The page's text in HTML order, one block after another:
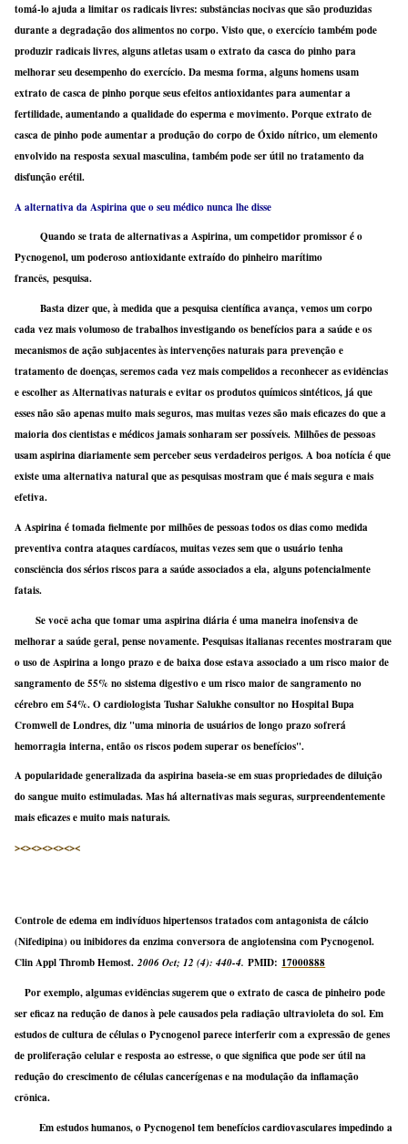
tomá-lo ajuda a limitar os radicais livres: substâncias nocivas que são produzidas
durante a degradação dos alimentos no corpo. Visto que, o exercício também pode
produzir radicais livres, alguns atletas usam o extrato da casca do pinho para
melhorar seu desempenho do exercício. Da mesma forma, alguns homens usam
extrato de casca de pinho porque seus efeitos antioxidantes ​​para aumentar a
fertilidade, aumentando a qualidade do esperma e movimento. Porque extrato de
casca de pinho pode aumentar a produção do corpo de Óxido nítrico, um elemento
envolvido na resposta sexual masculina, também pode ser útil no tratamento da
disfunção erétil.
A alternativa da Aspirina que o seu médico nunca lhe disse
Quando se trata de alternativas a Aspirina, um competidor promissor é o
Pycnogenol, um poderoso antioxidante extraído do pinheiro marítimo
francês, pesquisa.
Basta dizer que, à medida que a pesquisa científica avança, vemos um corpo
cada vez mais volumoso de trabalhos investigando os benefícios para a saúde e os
mecanismos de ação subjacentes às intervenções naturais para prevenção e
tratamento de doenças, seremos cada vez mais compelidos a reconhecer as evidências
e escolher as Alternativas naturais e evitar os produtos químicos sintéticos, já que
esses não são apenas muito mais seguros, mas muitas vezes são mais eficazes do que a
maioria dos cientistas e médicos jamais sonharam ser possíveis. Milhões de pessoas
usam aspirina diariamente sem perceber seus verdadeiros perigos. A boa notícia é que
existe uma alternativa natural que as pesquisas mostram que é mais segura e mais
efetiva.
A Aspirina é tomada fielmente por milhões de pessoas todos os dias como medida
preventiva contra ataques cardíacos, muitas vezes sem que o usuário tenha
consciência dos sérios riscos para a saúde associados a ela, alguns potencialmente
fatais.
Se você acha que tomar uma aspirina diária é uma maneira inofensiva de
melhorar a saúde geral, pense novamente. Pesquisas italianas recentes mostraram que
o uso de Aspirina a longo prazo e de baixa dose estava associado a um risco maior de
sangramento de 55% no sistema digestivo e um risco maior de sangramento no
cérebro em 54%. O cardiologista Tushar Salukhe consultor no Hospital Bupa
Cromwell de Londres, diz "uma minoria de usuários de longo prazo sofrerá
hemorragia interna, então os riscos podem superar os benefícios".
A popularidade generalizada da aspirina baseia-se em suas propriedades de diluição
do sangue muito estimuladas. Mas há alternativas mais seguras, surpreendentemente
mais eficazes e muito mais naturais.
><><><><><><
Controle de edema em indivíduos hipertensos tratados com antagonista de cálcio
(Nifedipina) ou inibidores da enzima conversora de angiotensina com Pycnogenol.
Clin Appl Thromb Hemost.2006 Oct; 12 (4): 440-4. PMID: 17000888
Por exemplo, algumas evidências sugerem que o extrato de casca de pinheiro pode
ser eficaz na redução de danos à pele causados ​​pela radiação ultravioleta do sol. Em
estudos de cultura de células o Pycnogenol parece interferir com a expressão de genes
de proliferação celular e resposta ao estresse, o que significa que pode ser útil na
redução do crescimento de células cancerígenas e na modulação da inflamação
crônica.
Em estudos humanos, o Pycnogenol tem benefícios cardiovasculares impedindo a